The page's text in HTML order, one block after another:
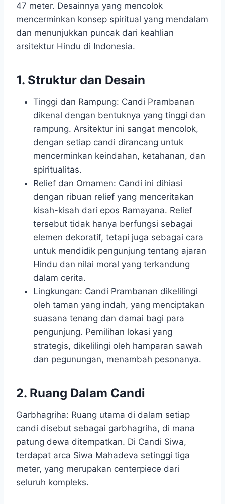
47 meter. Desainnya yang mencolok
mencerminkan konsep spiritual yang mendalam
dan menunjukkan puncak dari keahlian
arsitektur Hindu di Indonesia.
1. Struktur dan Desain
Tinggi dan Rampung: Candi Prambanan
dikenal dengan bentuknya yang tinggi dan
rampung. Arsitektur ini sangat mencolok,
dengan setiap candi dirancang untuk
mencerminkan keindahan, ketahanan, dan
spiritualitas.
Relief dan Ornamen: Candi ini dihiasi
dengan ribuan relief yang menceritakan
kisah-kisah dari epos Ramayana. Relief
tersebut tidak hanya berfungsi sebagai
elemen dekoratif, tetapi juga sebagai cara
untuk mendidik pengunjung tentang ajaran
Hindu dan nilai moral yang terkandung
dalam cerita.
Lingkungan: Candi Prambanan dikelilingi
oleh taman yang indah, yang menciptakan
suasana tenang dan damai bagi para
pengunjung. Pemilihan lokasi yang
strategis, dikelilingi oleh hamparan sawah
dan pegunungan, menambah pesonanya.
2. Ruang Dalam Candi
Garbhagriha: Ruang utama di dalam setiap
candi disebut sebagai garbhagriha, di mana
patung dewa ditempatkan. Di Candi Siwa,
terdapat arca Siwa Mahadeva setinggi tiga
meter, yang merupakan centerpiece dari
seluruh kompleks.